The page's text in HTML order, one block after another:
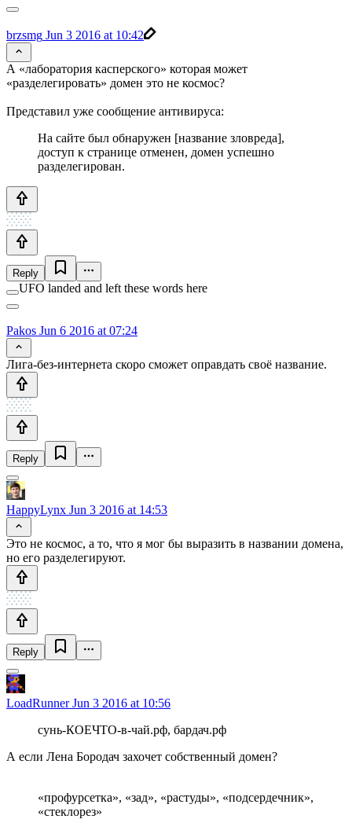
brzsmg Jun 3 2016 at 10:42
А «лаборатория касперского» которая может
«разделегировать» домен это не космос?
Представил уже сообщение антивируса:
На сайте был обнаружен [название зловреда],
доступ к странице отменен, домен успешно
разделегирован.
Reply
UFO landed and left these words here
Pakos Jun 6 2016 at 07:24
Лига-без-интернета скоро сможет оправдать своё название.
Reply
HappyLynx Jun 3 2016 at 14:53
Это не космос, а то, что я мог бы выразить в названии домена,
но его разделегируют.
Reply
LoadRunnerJun 3 2016 at 10:56
сунь-КОЕЧТО-в-чай.рф, бардач.рф
А если Лена Бородач захочет собственный домен?
«профурсетка», «зад», «растуды», «подсердечник»,
«стеклорез»